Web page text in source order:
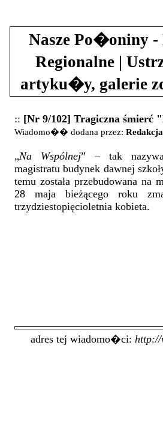
Nasze Po�oniny -
Regionalne |
artyku�y, galerie
:: [Nr 9/102] Tragiczna śmierć
Wiadomo�� dodana przez: Redakcja
„Na Wspólnej” – tak
magistratu budynek dawnej
temu została przebudowana na
28 maja bieżącego roku
trzydziestopięcioletnia kobieta.
adres tej wiadomo�ci: http://